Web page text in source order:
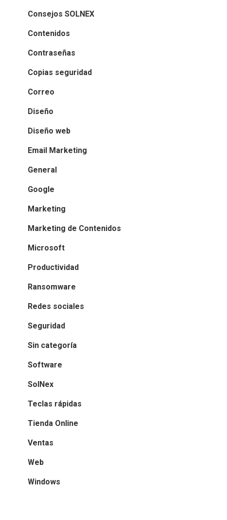
Consejos SOLNEX
Contenidos
Contraseñas
Copias seguridad
Correo
Diseño
Diseño web
Email Marketing
General
Google
Marketing
Marketing de Contenidos
Microsoft
Productividad
Ransomware
Redes sociales
Seguridad
Sin categoría
Software
SolNex
Teclas rápidas
Tienda Online
Ventas
Web
Windows